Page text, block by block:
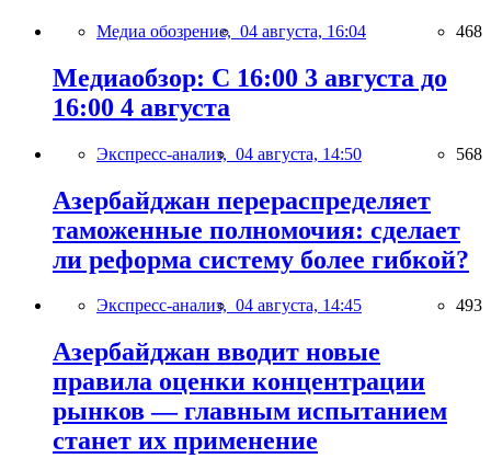
Медиа обозрение, 04 августа, 16:04 468
Медиаобзор: С 16:00 3 августа до
16:00 4 августа
Экспресс-анализ, 04 августа, 14:50 568
Азербайджан перераспределяет
таможенные полномочия: сделает
ли реформа систему более гибкой?
Экспресс-анализ, 04 августа, 14:45 493
Азербайджан вводит новые
правила оценки концентрации
рынков — главным испытанием
станет их применение